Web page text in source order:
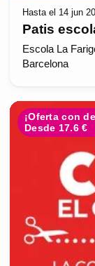
Hasta el 14 jun
Patis
Escola La
Barcelona
¡Oferta con
Desde 17.6 €